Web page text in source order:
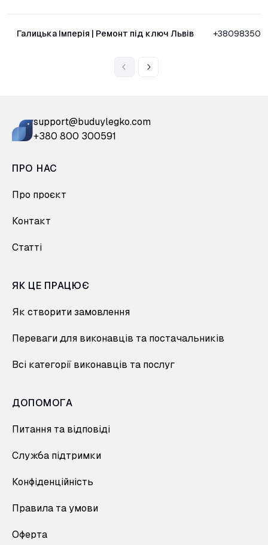
Галицька Імперія | Ремонт під ключ Львів
support@buduylegko.com
+380 800 300591
ПРО НАС
Про проєкт
Контакт
Статті
ЯК ЦЕ ПРАЦЮЄ
Як створити замовлення
Переваги для виконавців та постачальників
Всі категорії виконавців та послуг
ДОПОМОГА
Питання та відповіді
Служба підтримки
Конфіденційність
Правила та умови
Оферта